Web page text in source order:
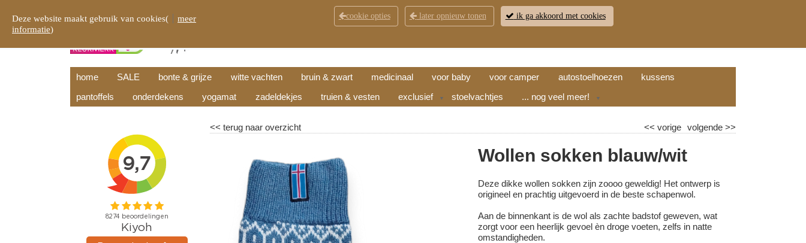
KLANTENSERVICE CONTACT OPENINGSTIJDEN RETOUR WINKELWAGEN (
home SALE bonte & grijze witte vachten bruin & zwart medicinaal voor baby voor camper autostoelhoezen
kussens
pantoffels
onderdekens yogamat zadeldekjes truien & vesten exclusief ▼ stoelvachtjes ... nog veel meer! ▼
<<terug naar overzicht volgende>>
<< vorige
Wollen sokken blauw/wit
Deze dikke wollen sokken zijn zoooo geweldig! Het ontwerp is
origineel en prachtig uitgevoerd in de beste schapenwol.
Aan de binnenkant is de wol als zachte badstof geweven, wat
zorgt voor een heerlijk gevoel èn droge voeten, zelfs in natte
omstandigheden.
Deze website maakt gebruik van cookies(
meer
informatie)
cookie opties later opnieuw tonen ik ga akkoord met cookies